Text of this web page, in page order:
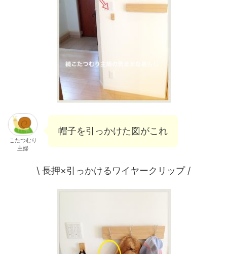
こたつむり
主婦
帽子を引っかけた図がこれ
\ 長押×引っかけるワイヤークリップ /